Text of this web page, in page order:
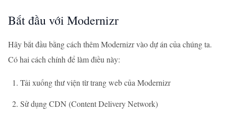
Bắt đầu với Modernizr
Hãy bắt đầu bằng cách thêm Modernizr vào dự án của chúng ta.
Có hai cách chính để làm điều này:
Tải xuống thư viện từ trang web của Modernizr
Sử dụng CDN (Content Delivery Network)